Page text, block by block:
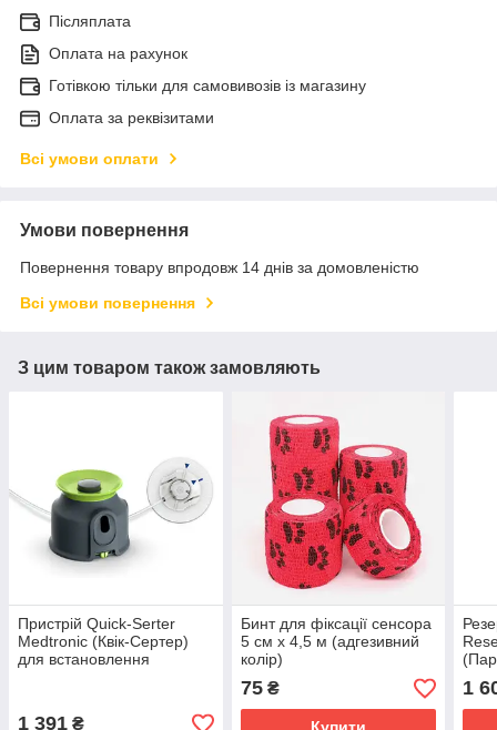
Післяплата
Оплата на рахунок
Готівкою тільки для самовивозів із магазину
Оплата за реквізитами
Всі умови оплати
Умови повернення
Повернення товару впродовж 14 днів за домовленістю
Всі умови повернення
З цим товаром також замовляють
Пристрій Quick-Serter
Medtronic (Квік-Сертер)
для встановлення
1 391 ₴
Бинт для фіксації сенсора
5 см х 4,5 м (адгезивний
колір)
75₴
мл,
1